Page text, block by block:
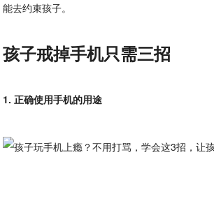
能去约束孩子。
孩子戒掉手机只需三招
1. 正确使用手机的用途